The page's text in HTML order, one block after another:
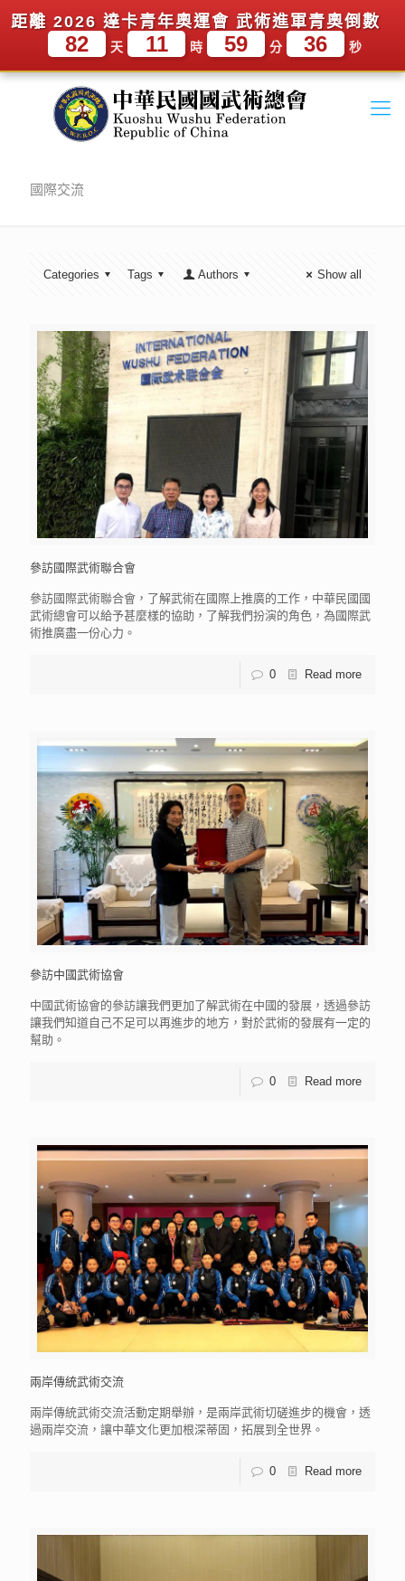
距離 2026 達卡青年奧運會 武術進軍青奧倒數
82 天 11 時 59 分 36 秒
國際交流
Categories Tags Authors Show all
參訪國際武術聯合會
參訪國際武術聯合會，了解武術在國際上推廣的工作，中華民國國
武術總會可以給予甚麼樣的協助，了解我們扮演的角色，為國際武
術推廣盡一份心力。
0 Read more
參訪中國武術協會
中國武術協會的參訪讓我們更加了解武術在中國的發展，透過參訪
讓我們知道自己不足可以再進步的地方，對於武術的發展有一定的
幫助。
0 Read more
兩岸傳統武術交流
兩岸傳統武術交流活動定期舉辦，是兩岸武術切磋進步的機會，透
過兩岸交流，讓中華文化更加根深蒂固，拓展到全世界。
0 Read more